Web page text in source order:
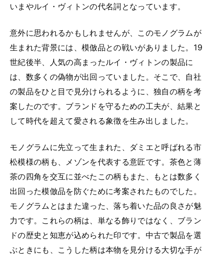
いまやルイ・ヴィトンの代名詞となっています。
意外に思われるかもしれませんが、このモノグラムが
生まれた背景には、模倣品との戦いがありました。19
世紀後半、人気の高まったルイ・ヴィトンの製品に
は、数多くの偽物が出回っていました。そこで、自社
の製品をひと目で見分けられるように、独自の柄を考
案したのです。ブランドを守るための工夫が、結果と
して時代を超えて愛される象徴を生み出しました。
モノグラムに先立って生まれた、ダミエと呼ばれる市
松模様の柄も、メゾンを代表する意匠です。茶色と薄
茶の四角を交互に並べたこの柄もまた、もとは数多く
出回った模倣品を防ぐために考案されたものでした。
モノグラムとはまた違った、落ち着いた品の良さが魅
力です。これらの柄は、単なる飾りではなく、ブラン
ドの歴史と知恵が込められた印です。中古で製品を選
ぶときにも、こうした柄は本物を見分ける大切な手が